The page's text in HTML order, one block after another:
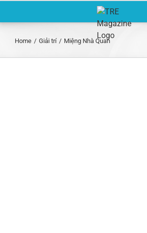
Home / Giải trí / Miệng Nhà Quan